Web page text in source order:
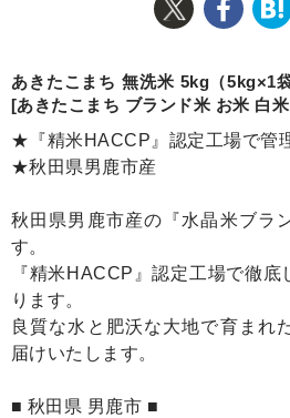
あきたこまち 無洗米 5kg（5kg×1
[あきたこまち ブランド米 お米 白
★『精米HACCP』認定工場で管
★秋田県男鹿市産
秋田県男鹿市産の『水晶米ブラ
す。
『精米HACCP』認定工場で徹
ります。
良質な水と肥沃な大地で育まれ
届けいたします。
■ 秋田県 男鹿市 ■